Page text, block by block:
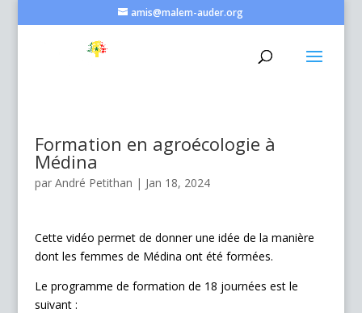
amis@malem-auder.org
Formation en agroécologie à
Médina
par André Petithan | Jan 18, 2024
Cette vidéo permet de donner une idée de la manière
dont les femmes de Médina ont été formées.
Le programme de formation de 18 journées est le
suivant :